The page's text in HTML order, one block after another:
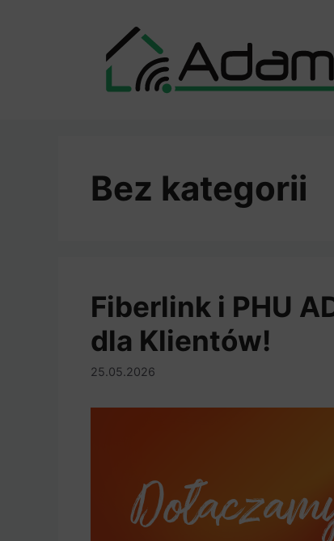
Bez kategorii
Fiberlink i PHU
dla Klientów!
25.05.2026